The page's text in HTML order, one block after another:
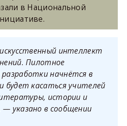
в Национальной
интеллект
Пилотное
начнётся в
будет касаться учителей
истории и
— указано в сообщении